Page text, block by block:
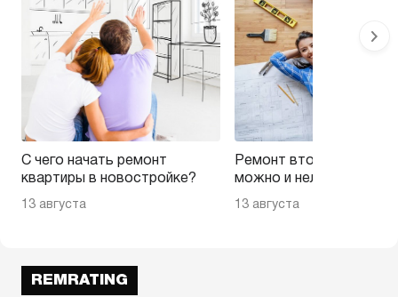
С чего начать ремонт
квартиры в новостройке?
13 августа
Ремонт вторички — на
можно и нельзя
13 августа
REMRATING